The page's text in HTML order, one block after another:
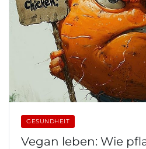
GESUNDHEIT
Vegan leben: Wie